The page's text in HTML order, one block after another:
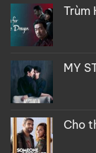
Trùm
MY
Cho